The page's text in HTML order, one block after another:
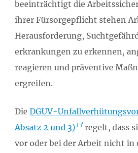
beeinträchtigt die
ihrer Fürsorgepflicht stehen
Herausforderung,
erkrankungen zu erkennen,
reagieren und präventive
ergreifen.
Die DGUV-
Absatz 2 und 3)
regelt, dass
vor oder bei der Arbeit nicht in